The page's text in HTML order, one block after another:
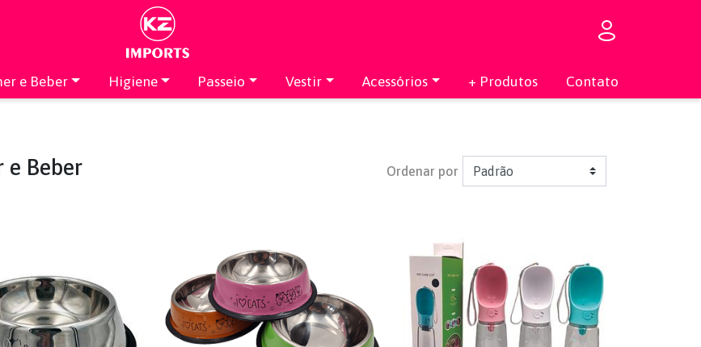
e Beber Higiene Passeio Vestir Acessórios + Produtos Contato
e Beber Ordenar por